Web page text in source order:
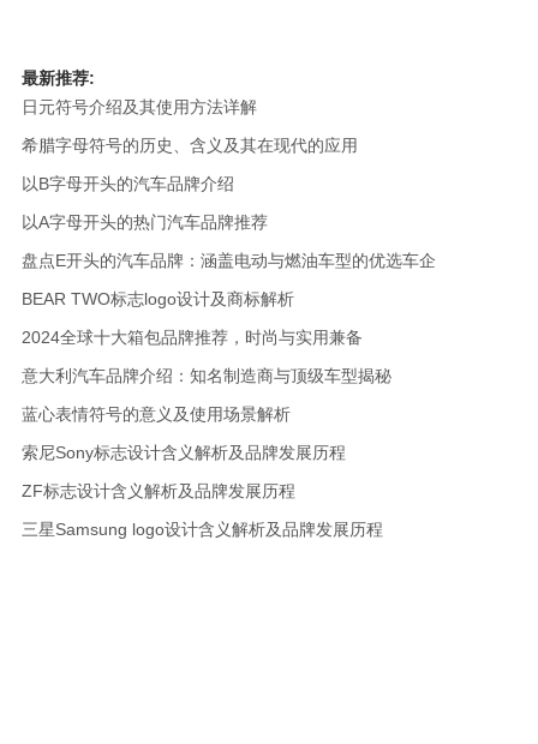
最新推荐:
日元符号介绍及其使用方法详解
希腊字母符号的历史、含义及其在现代的应用
以B字母开头的汽车品牌介绍
以A字母开头的热门汽车品牌推荐
盘点E开头的汽车品牌：涵盖电动与燃油车型的优选车企
BEAR TWO标志logo设计及商标解析
2024全球十大箱包品牌推荐，时尚与实用兼备
意大利汽车品牌介绍：知名制造商与顶级车型揭秘
蓝心表情符号的意义及使用场景解析
索尼Sony标志设计含义解析及品牌发展历程
ZF标志设计含义解析及品牌发展历程
三星Samsung logo设计含义解析及品牌发展历程